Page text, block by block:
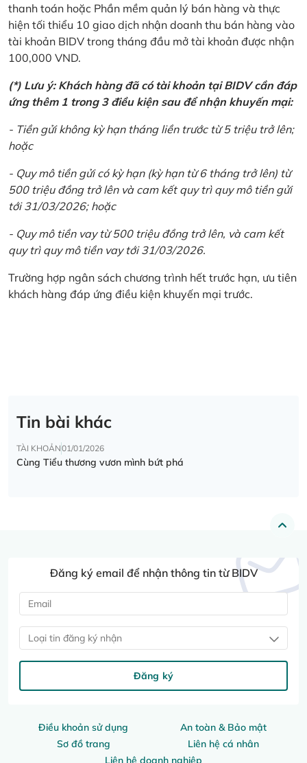
thanh toán hoặc Phần mềm quản lý bán hàng và thực
hiện tối thiểu 10 giao dịch nhận doanh thu bán hàng vào
tài khoản BIDV trong tháng đầu mở tài khoản được nhận
100,000 VND.
(*) Lưu ý: Khách hàng đã có tài khoản tại BIDV cần đáp
ứng thêm 1 trong 3 điều kiện sau để nhận khuyến mại:
- Tiền gửi không kỳ hạn tháng liền trước từ 5 triệu trở lên;
hoặc
- Quy mô tiền gửi có kỳ hạn (kỳ hạn từ 6 tháng trở lên) từ
500 triệu đồng trở lên và cam kết quy trì quy mô tiền gửi
tới 31/03/2026; hoặc
- Quy mô tiền vay từ 500 triệu đồng trở lên, và cam kết
quy trì quy mô tiền vay tới 31/03/2026.
Trường hợp ngân sách chương trình hết trước hạn, ưu tiên
khách hàng đáp ứng điều kiện khuyến mại trước.
Tin bài khác
TÀI KHOẢN01/01/2026
Cùng Tiểu thương vươn mình bứt phá
Điều khoản sử dụng
An toàn & Bảo mật
Sơ đồ trang
Liên hệ cá nhân
Đăng ký email để nhận thông tin từ BIDV
Loại tin đăng ký nhận
Đăng ký